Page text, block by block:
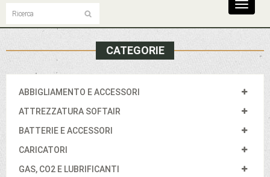
Toggle
CATEGORIE
ABBIGLIAMENTO E ACCESSORI
ATTREZZATURA SOFTAIR
BATTERIE E ACCESSORI
CARICATORI
GAS, CO2 E LUBRIFICANTI